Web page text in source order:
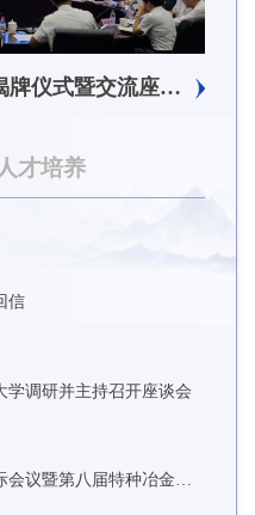
东北大学附属总医院揭牌仪式暨交流座谈会举行
才培养
信
学调研并主持召开座谈会